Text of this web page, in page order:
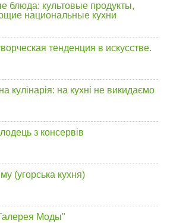
блюда: культовые продукты,
национальные кухни
тенденция в искусстве.
кулінарія: на кухні не викидаємо
з консервів
(угорська кухня)
Моды"